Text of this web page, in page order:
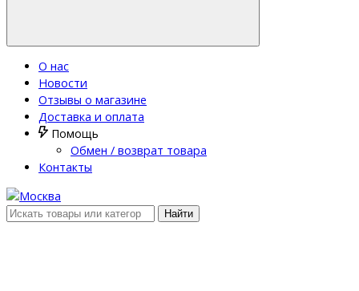
О нас
Новости
Отзывы о магазине
Доставка и оплата
Помощь
Обмен / возврат товара
Контакты
Найти